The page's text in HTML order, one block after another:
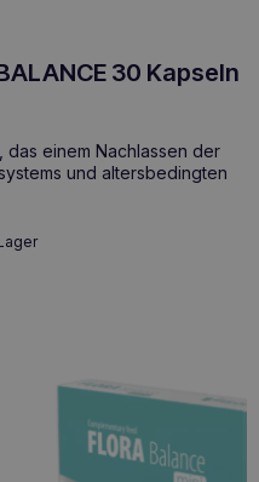
30 Kapseln
das einem Nachlassen der
und altersbedingten